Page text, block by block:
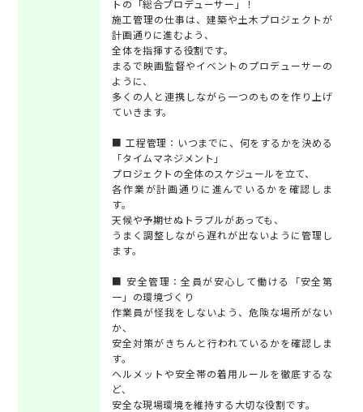
トの「総合プロデューサー」！
施工管理の仕事は、建築や土木プロジェクトが
計画通りに進むよう、
全体を指揮する役割です。
まるで映画監督やイベントのプロデューサーの
ように、
多くの人と連携しながら一つのものを作り上げ
ていきます。
■ 工程管理：いつまでに、何をするかを決める
「タイムマネジメント」
プロジェクトの全体のスケジュールを立て、
各作業が計画通りに進んでいるかを確認しま
す。
天候や予期せぬトラブルがあっても、
うまく調整しながら遅れが出ないように管理し
ます。
■ 安全管理：全員が安心して働ける「安全第
一」の環境づくり
作業員が怪我をしないよう、危険な場所がない
か、
安全対策がきちんと行われているかを確認しま
す。
ヘルメットや安全帯の着用ルールを徹底するな
ど、
安全な現場環境を維持する大切な役割です。